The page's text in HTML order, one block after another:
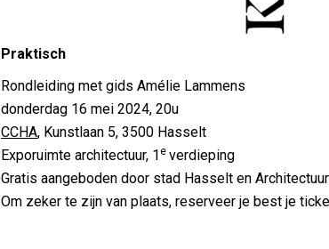
Praktisch
Rondleiding met gids Amélie Lammens
donderdag 16 mei 2024, 20u
CCHA, Kunstlaan 5, 3500 Hasselt
Exporuimte architectuur, 1e verdieping
Gratis aangeboden door stad Hasselt en
Om zeker te zijn van plaats, reserveer je best je